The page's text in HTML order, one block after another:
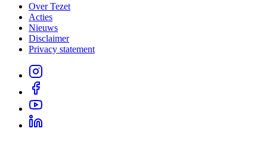
Over Tezet
Acties
Nieuws
Disclaimer
Privacy statement